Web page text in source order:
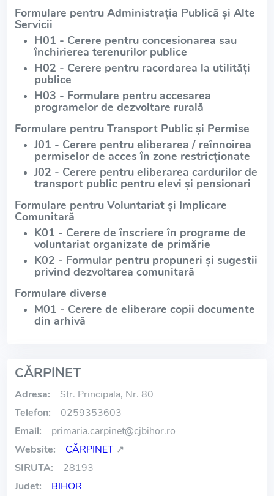
Formulare pentru Administrația Publică și Alte
Servicii
H01 - Cerere pentru concesionarea sau
închirierea terenurilor publice
H02 - Cerere pentru racordarea la utilități
publice
H03 - Formulare pentru accesarea
programelor de dezvoltare rurală
Formulare pentru Transport Public și Permise
J01 - Cerere pentru eliberarea / reînnoirea
permiselor de acces în zone restricționate
J02 - Cerere pentru eliberarea cardurilor de
transport public pentru elevi și pensionari
Formulare pentru Voluntariat și Implicare
Comunitară
K01 - Cerere de înscriere în programe de
voluntariat organizate de primărie
K02 - Formular pentru propuneri și sugestii
privind dezvoltarea comunitară
Formulare diverse
M01 - Cerere de eliberare copii documente
din arhivă
CĂRPINET
Adresa:
Str. Principala, Nr. 80
Telefon:
0259353603
Email:
primaria.carpinet@cjbihor.ro
Website:
CĂRPINET ↗
SIRUTA:
28193
Judet:
BIHOR